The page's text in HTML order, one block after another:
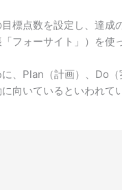
標点数を設定し、達
「フォーサイト」）を
に、Plan（計画）、Do
向いているといわれて